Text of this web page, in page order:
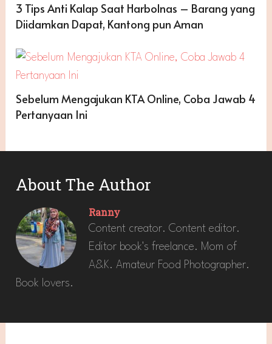
3 Tips Anti Kalap Saat Harbolnas – Barang yang
Diidamkan Dapat, Kantong pun Aman
Sebelum Mengajukan KTA Online, Coba Jawab 4
Pertanyaan Ini
About The Author
Ranny
Content creator. Content editor.
Editor book's freelance. Mom of
A&K. Amateur Food Photographer.
Book lovers.